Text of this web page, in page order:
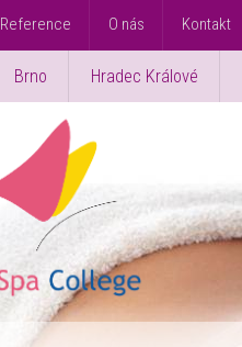
Reference O nás Kontakt
Brno Hradec Králové